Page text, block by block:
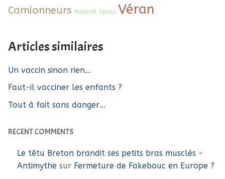
Camionneurs Publicité Sports Véran
Articles similaires
Un vaccin sinon rien…
Faut-il vacciner les enfants ?
Tout à fait sans danger…
RECENT COMMENTS
Le têtu Breton brandit ses petits bras musclés -
Antimythe sur Fermeture de Fakebouc en Europe ?